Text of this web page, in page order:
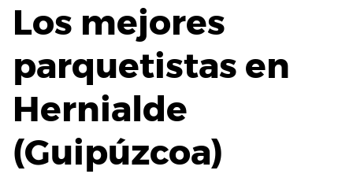
Los mejores
parquetistas en
Hernialde
(Guipúzcoa)